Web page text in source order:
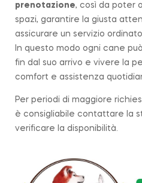
prenotazione, così da poter
spazi, garantire la giusta
assicurare un servizio
In questo modo ogni cane
fin dal suo arrivo e vivere la
comfort e assistenza
Per periodi di maggiore
è consigliabile contattare la
verificare la disponibilità.